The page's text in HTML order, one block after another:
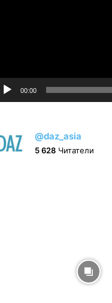
00:00
@daz_asia
5 628 Читатели